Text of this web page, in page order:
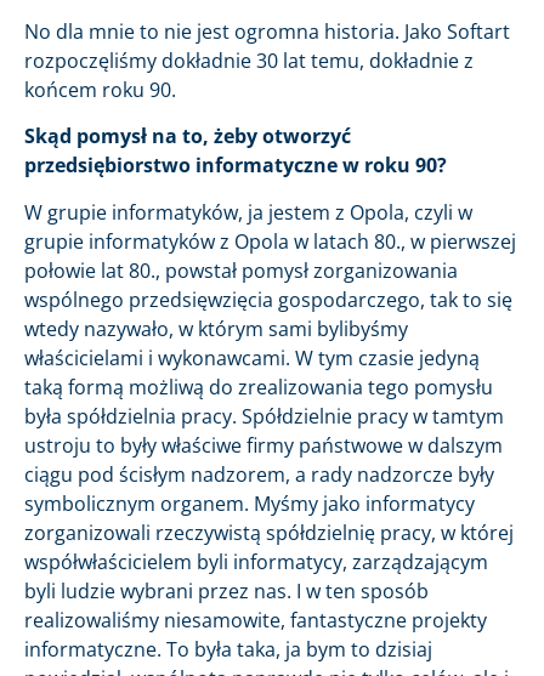
No dla mnie to nie jest ogromna historia. Jako Softart
rozpoczęliśmy dokładnie 30 lat temu, dokładnie z
końcem roku 90.
Skąd pomysł na to, żeby otworzyć
przedsiębiorstwo informatyczne w roku 90?
W grupie informatyków, ja jestem z Opola, czyli w
grupie informatyków z Opola w latach 80., w pierwszej
połowie lat 80., powstał pomysł zorganizowania
wspólnego przedsięwzięcia gospodarczego, tak to się
wtedy nazywało, w którym sami bylibyśmy
właścicielami i wykonawcami. W tym czasie jedyną
taką formą możliwą do zrealizowania tego pomysłu
była spółdzielnia pracy. Spółdzielnie pracy w tamtym
ustroju to były właściwe firmy państwowe w dalszym
ciągu pod ścisłym nadzorem, a rady nadzorcze były
symbolicznym organem. Myśmy jako informatycy
zorganizowali rzeczywistą spółdzielnię pracy, w której
współwłaścicielem byli informatycy, zarządzającym
byli ludzie wybrani przez nas. I w ten sposób
realizowaliśmy niesamowite, fantastyczne projekty
informatyczne. To była taka, ja bym to dzisiaj